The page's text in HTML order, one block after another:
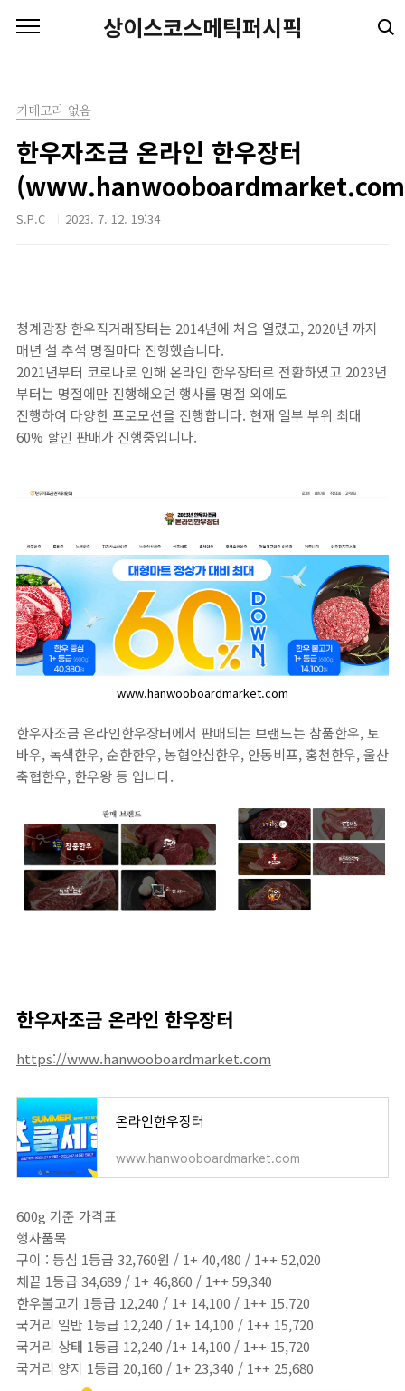
상이스코스메틱퍼시픽
카테고리 없음
한우자조금 온라인 한우장터
S.P.C 2023. 7. 12. 19:34
청계광장 한우직거래장터는 2014년에 처음 열렸고, 2020년 까지
매년 설 추석 명절마다 진행했습니다.
2021년부터 코로나로 인해 온라인 한우장터로 전환하였고 2023년
부터는 명절에만 진행해오던 행사를 명절 외에도
진행하여 다양한 프로모션을 진행합니다. 현재 일부 부위 최대
60% 할인 판매가 진행중입니다.
www.hanwooboardmarket.com
한우자조금 온라인한우장터에서 판매되는 브랜드는 참품한우, 토
바우, 녹색한우, 순한한우, 농협안심한우, 안동비프, 홍천한우, 울산
축협한우, 한우왕 등 입니다.
한우자조금 온라인 한우장터
https://www.hanwooboardmarket.com
온라인한우장터
www.hanwooboardmarket.com
600g 기준 가격표
행사품목
구이 : 등심 1등급 32,760원 / 1+ 40,480 / 1++ 52,020
채끝 1등급 34,689 / 1+ 46,860 / 1++ 59,340
한우불고기 1등급 12,240 / 1+ 14,100 / 1++ 15,720
국거리 일반 1등급 12,240 / 1+ 14,100 / 1++ 15,720
국거리 상태 1등급 12,240 /1+ 14,100 / 1++ 15,720
국거리 양지 1등급 20,160 / 1+ 23,340 / 1++ 25,680